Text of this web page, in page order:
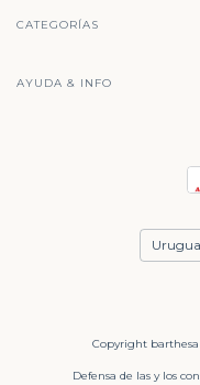
CATEGORÍAS
AYUDA & INFO
Copyright barthesa
Defensa de las y los